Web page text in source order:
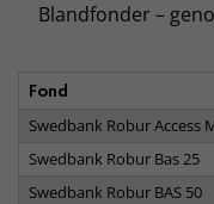
Blandfonder –
Fond
Swedbank Robur Access
Swedbank Robur Bas 25
Swedbank Robur BAS 50